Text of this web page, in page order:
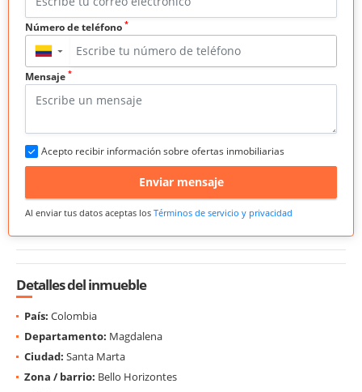
Número de teléfono *
▼
Mensaje *
Acepto recibir información sobre ofertas inmobiliarias
Enviar mensaje
Al enviar tus datos aceptas los Términos de servicio y privacidad
Detalles del inmueble
País: Colombia
Departamento: Magdalena
Ciudad: Santa Marta
Zona / barrio: Bello Horizontes